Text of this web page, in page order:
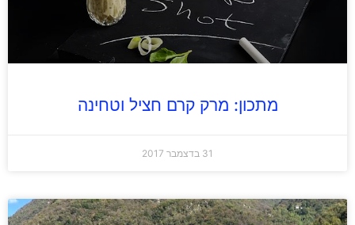
מתכון: מרק קרם חציל וטחינה
31 בדצמבר 2017